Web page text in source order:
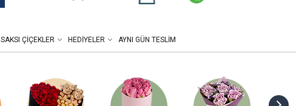
SAKSI ÇIÇEKLER HEDIYELER AYNI GÜN TESLİM